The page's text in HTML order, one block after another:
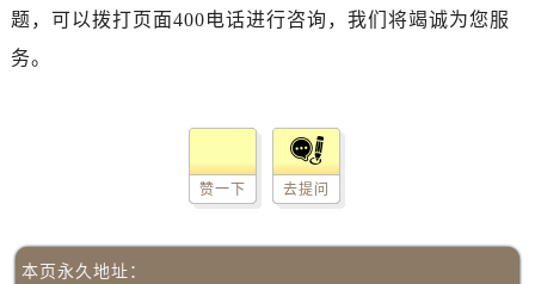
题，可以拨打页面400电话进行咨询，我们将竭诚为您服
务。
赞一下 去提问
本页永久地址：